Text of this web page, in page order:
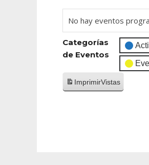
No hay eventos
Categorías
de Eventos
ImprimirVistas